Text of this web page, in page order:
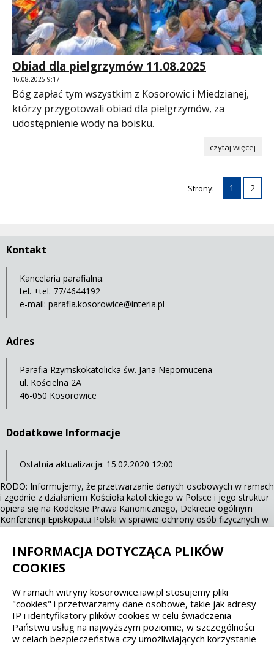
Obiad dla pielgrzymów 11.08.2025
16.08.2025 9:17
Bóg zapłać tym wszystkim z Kosorowic i Miedzianej,
którzy przygotowali obiad dla pielgrzymów, za
udostępnienie wody na boisku.
czytaj więcej
Strony: 1 2
Kontakt
Kancelaria parafialna:
tel. +tel. 77/4644192
e-mail: parafia.kosorowice@interia.pl
Adres
Parafia Rzymskokatolicka św. Jana Nepomucena
ul. Kościelna 2A
46-050 Kosorowice
Dodatkowe Informacje
Ostatnia aktualizacja: 15.02.2020 12:00
RODO: Informujemy, że przetwarzanie danych osobowych w ramach
i zgodnie z działaniem Kościoła katolickiego w Polsce i jego struktur
opiera się na Kodeksie Prawa Kanonicznego, Dekrecie ogólnym
Konferencji Episkopatu Polski w sprawie ochrony osób fizycznych w
związku z przetwarzaniem danych osobowych w Kościele katolickim
WCAG 2.1 SECTION 508 EAA/EN 301549
IS 5568
INFORMACJA DOTYCZĄCA PLIKÓW
COOKIES
W ramach witryny kosorowice.iaw.pl stosujemy pliki
"cookies" i przetwarzamy dane osobowe, takie jak adresy
IP i identyfikatory plików cookies w celu świadczenia
Państwu usług na najwyższym poziomie, w szczególności
w celach bezpieczeństwa czy umożliwiających korzystanie